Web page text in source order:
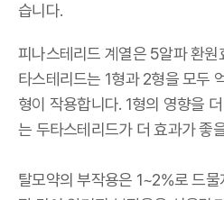
습니다.
피나스테리드 계열은 5알파 환
타스테리드는 1형과 2형을 모두
형이 작용합니다. 1형의 영향을
는 두타스테리드가 더 효과가 좋
탈모약의 부작용은 1~2%로 드